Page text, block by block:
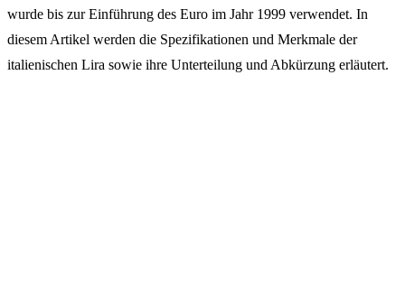
wurde bis zur Einführung des Euro im Jahr 1999 verwendet. In
diesem Artikel werden die Spezifikationen und Merkmale der
italienischen Lira sowie ihre Unterteilung und Abkürzung erläutert.